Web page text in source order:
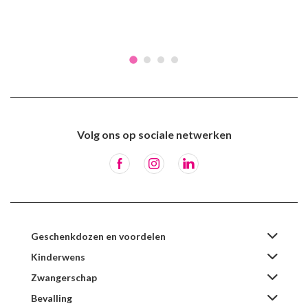
Volg ons op sociale netwerken
Geschenkdozen en voordelen
Kinderwens
Zwangerschap
Bevalling